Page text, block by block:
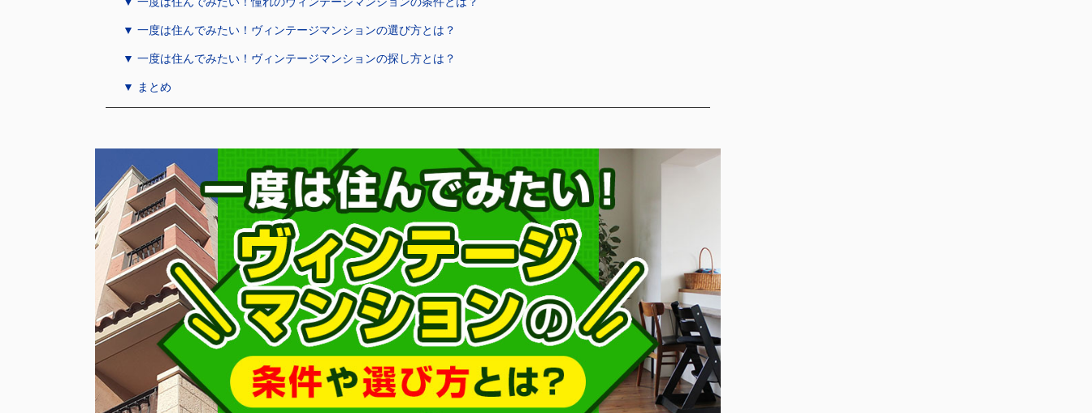
▼ 一度は住んでみたい！ヴィンテージマンションの選び方とは？
▼ 一度は住んでみたい！ヴィンテージマンションの探し方とは？
▼ まとめ